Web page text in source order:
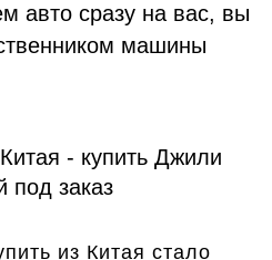
авто сразу на вас, вы
машины
- купить Джили
под заказ
из Китая стало